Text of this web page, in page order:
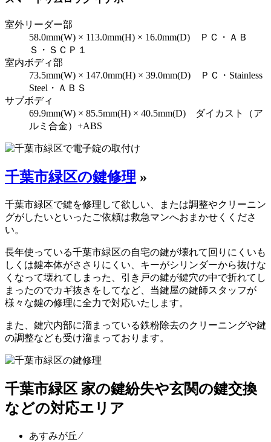
室外リーダー部
58.0mm(W) × 113.0mm(H) × 16.0mm(D) ＰＣ・ＡＢ
Ｓ・ＳＣＰ１
室内ボディ部
73.5mm(W) × 147.0mm(H) × 39.0mm(D) ＰＣ・Stainless
Steel・ＡＢＳ
サブボディ
69.9mm(W) × 85.5mm(H) × 40.5mm(D) ダイカスト（ア
ルミ合金）+ABS
千葉市緑区の鍵修理 »
千葉市緑区で鍵を修理して欲しい、または調整やクリーニン
グがしたいといったご依頼は救急マンへおまかせくくださ
い。
長年使っている千葉市緑区の自宅の鍵が壊れて回りにくいも
しくは鍵本体がささりにくい、キーがシリンダーから抜けな
くなって壊れてしまった、引き戸の鍵が鍵穴の中で折れてし
まったのでカギ抜きをしてなど、当鍵屋の鍵師スタッフが
様々な鍵の修理に全力で対応いたします。
また、鍵穴内部に溜まっている鉄粉除去のクリーニングや鍵
の調整なども受け溜まっております。
千葉市緑区 家の鍵紛失や玄関の鍵交換
などの対応エリア
あすみが丘 ⁄